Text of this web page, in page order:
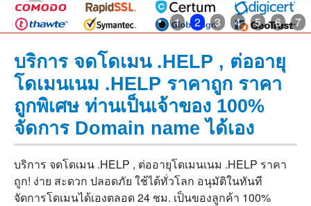
1 2 3 4 5 6 7
บริการ จดโดเมน .HELP , ต่ออายุ
โดเมนเนม .HELP ราคาถูก ราคา
ถูกพิเศษ ท่านเป็นเจ้าของ 100%
จัดการ Domain name ได้เอง
บริการ จดโดเมน .HELP , ต่ออายุโดเมนเนม .HELP ราคา
ถูก! ง่าย สะดวก ปลอดภัย ใช้ได้ทั่วโลก อนุมัติในทันที
จัดการโดเมนได้เองตลอด 24 ชม. เป็นของลูกค้า 100%